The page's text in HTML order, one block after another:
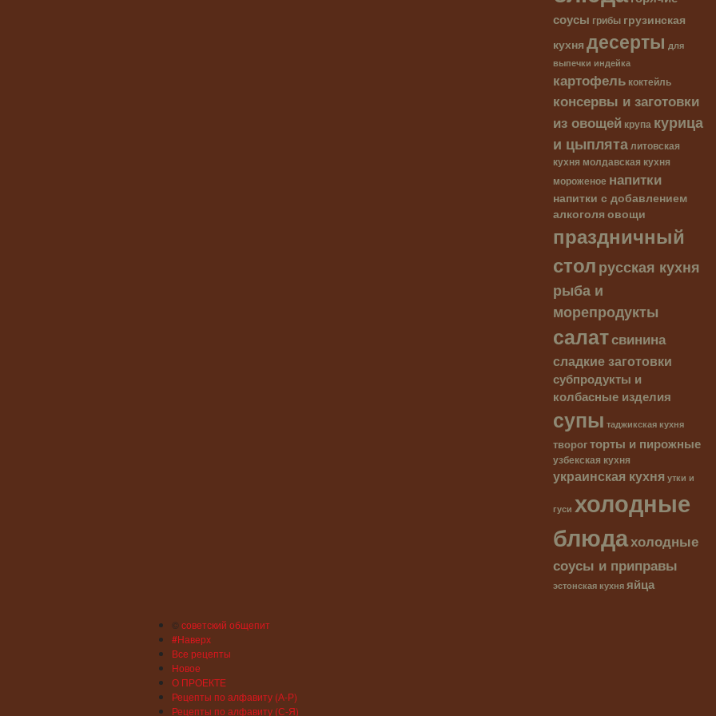
соусы грибы грузинская
кухня десерты для
выпечки индейка
картофель коктейль
консервы и заготовки
из овощей крупа курица
и цыпляталитовская
кухня молдавская кухня
мороженое напитки
напитки с добавлением
алкоголя овощи
праздничный
столрусская кухня
рыба и
морепродукты
салатсвинина
сладкие заготовки
субпродукты и
колбасные изделия
супы таджикская кухня
творогторты и пирожные
узбекская кухня
украинская кухня утки и
гуси холодные
блюдахолодные
соусы и приправы
эстонская кухня яйца
©советский общепит
#Наверх
Все рецепты
Новое
О ПРОЕКТЕ
Рецепты по алфавиту (А-Р)
Рецепты по алфавиту (С-Я)